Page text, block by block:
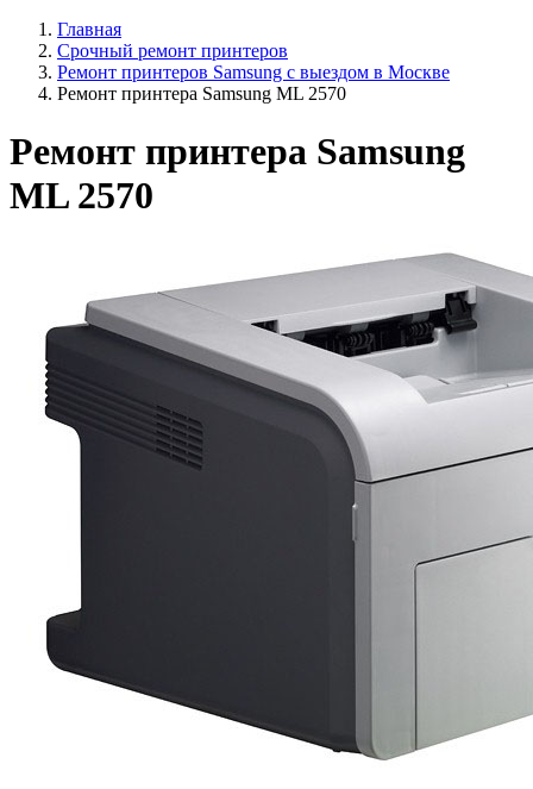
Главная
Срочный ремонт принтеров
Ремонт принтеров Samsung с выездом в Москве
Ремонт принтера Samsung ML 2570
Ремонт принтера Samsung
ML 2570